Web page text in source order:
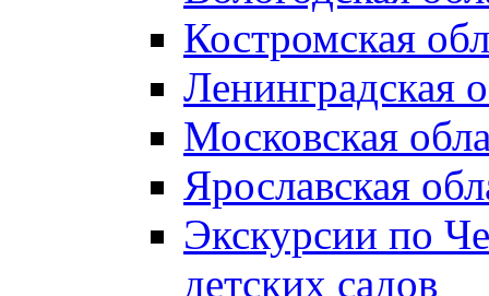
Костромская
Ленинградская
Московская
Ярославская
Экскурсии по
детских садов